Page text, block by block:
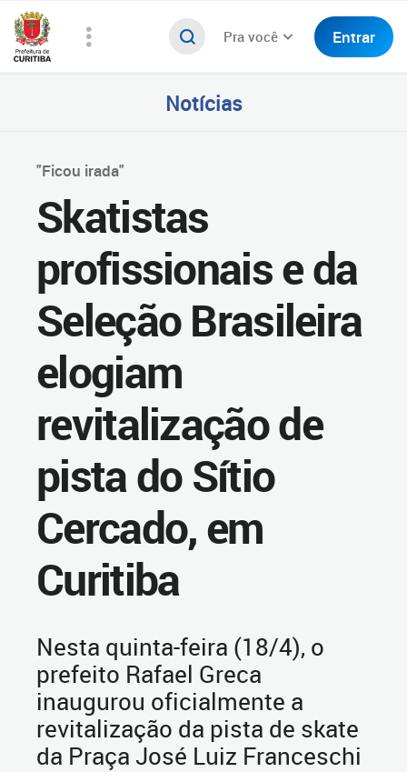
Pra você Entrar
Notícias
"Ficou irada"
Skatistas
profissionais e da
Seleção Brasileira
elogiam
revitalização de
pista do Sítio
Cercado, em
Curitiba
Nesta quinta-feira (18/4), o
prefeito Rafael Greca
inaugurou oficialmente a
revitalização da pista de skate
da Praça José Luiz Franceschi